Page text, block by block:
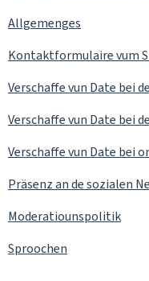
Allgemenges
Kontaktformulaire vum
Verschaffe vun Date bei
Verschaffe vun Date bei
Verschaffe vun Date bei
Präsenz an de sozialen
Moderatiounspolitik
Sproochen